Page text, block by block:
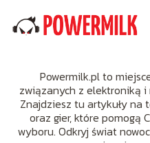
Powermilk.pl to
związanych z elektroniką
Znajdziesz tu artykuły na
oraz gier, które pomogą
wyboru. Odkryj świat